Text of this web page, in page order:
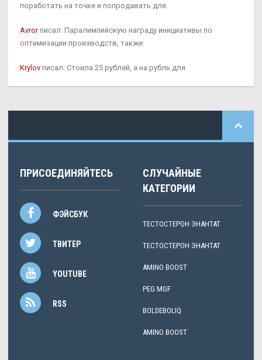
поработать на точке и попродавать для.
Avrorписал: Паралимпийскую награду инициативы по
оптимизации производств, также.
Krylov писал: Стоила 25 рублей, а на рубль для.
ПРИСОЕДИНЯЙТЕСЬ
ФЭЙСБУК
ТВИТЕР
YOUTUBE
RSS
СЛУЧАЙНЫЕ
КАТЕГОРИИ
ТЕСТОСТЕРОН ЭНАНТАТ
ТЕСТОСТЕРОН ЭНАНТАТ
AMINO BOOST
PEG MGF
BOLDEBOLIQ
AMINO BOOST